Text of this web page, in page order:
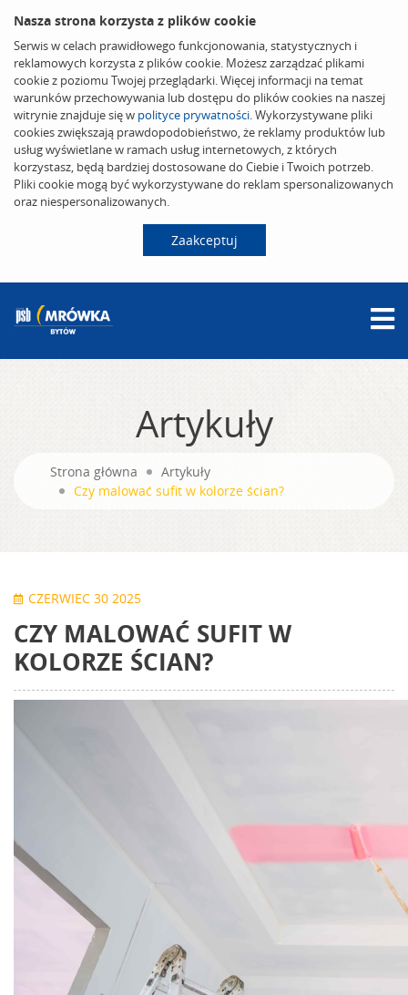
Nasza strona korzysta z plików cookie
Serwis w celach prawidłowego funkcjonowania, statystycznych i
reklamowych korzysta z plików cookie. Możesz zarządzać plikami
cookie z poziomu Twojej przeglądarki. Więcej informacji na temat
warunków przechowywania lub dostępu do plików cookies na naszej
witrynie znajduje się w polityce prywatności. Wykorzystywane pliki
cookies zwiększają prawdopodobieństwo, że reklamy produktów lub
usług wyświetlane w ramach usług internetowych, z których
korzystasz, będą bardziej dostosowane do Ciebie i Twoich potrzeb.
Pliki cookie mogą być wykorzystywane do reklam spersonalizowanych
oraz niespersonalizowanych.
Zaakceptuj
Artykuły
Strona główna
Artykuły
Czy malować sufit w kolorze ścian?
CZERWIEC 30 2025
CZY MALOWAĆ SUFIT W
KOLORZE ŚCIAN?